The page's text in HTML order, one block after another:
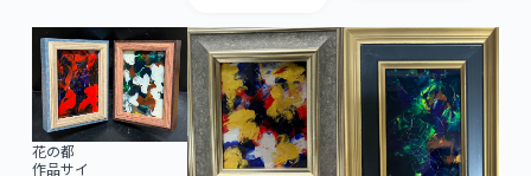
花の都
作品サイ